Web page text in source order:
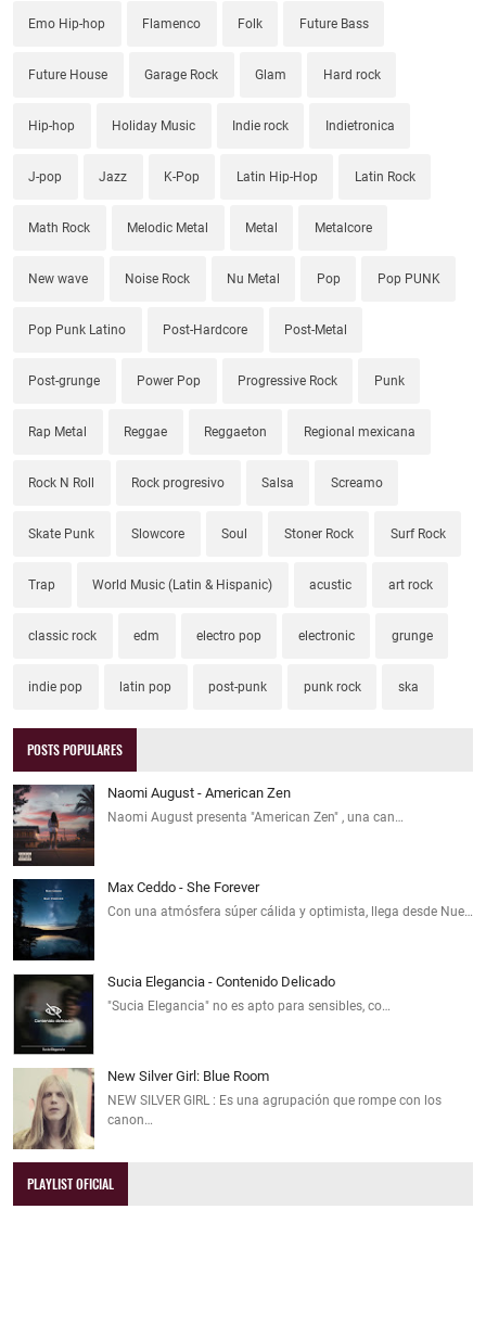
Emo Hip-hop Flamenco Folk Future Bass
Future House Garage Rock Glam Hard rock
Hip-hop Holiday Music Indie rock Indietronica
J-pop Jazz K-Pop Latin Hip-Hop Latin Rock
Math Rock Melodic Metal Metal Metalcore
New wave Noise Rock Nu Metal Pop Pop PUNK
Pop Punk Latino Post-Hardcore Post-Metal
Post-grunge Power Pop Progressive Rock Punk
Rap Metal Reggae Reggaeton Regional mexicana
Rock N Roll Rock progresivo Salsa Screamo
Skate Punk Slowcore Soul Stoner Rock Surf Rock
Trap World Music (Latin & Hispanic) acustic art rock
classic rock edm electro pop electronic grunge
indie pop latin pop post-punk punk rock ska
POSTS POPULARES
Naomi August - American Zen
Naomi August presenta "American Zen" , una can…
Max Ceddo - She Forever
Con una atmósfera súper cálida y optimista, llega desde Nue…
Sucia Elegancia - Contenido Delicado
"Sucia Elegancia" no es apto para sensibles, co…
New Silver Girl: Blue Room
NEW SILVER GIRL : Es una agrupación que rompe con los
canon…
PLAYLIST OFICIAL